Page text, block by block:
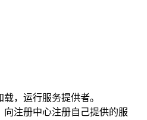
，运行服务提供者。
向注册中心注册自己提供的服